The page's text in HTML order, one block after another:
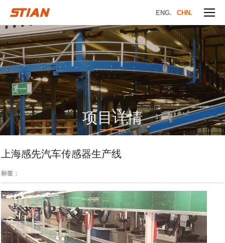
ENG. CHN.
项目详情
上海感先汽车传感器生产线
标签：